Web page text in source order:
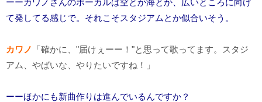
て発してる感じで。それこそスタジアムとか似合いそう。
カワノ
「確かに、"届けぇーー！"と思って歌ってます。スタジ
アム、やばいな、やりたいですね！」
ーーほかにも新曲作りは進んでいるんですか？